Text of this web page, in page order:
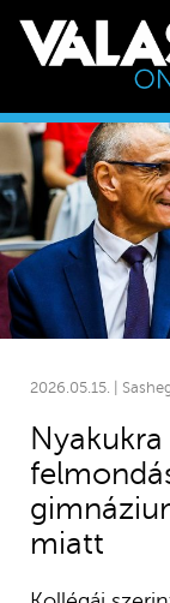
2026.05.15. |
miatt